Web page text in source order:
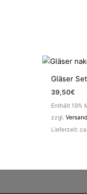
Gläser
39,50€
Enthält 19%
zzgl. Versand
Lieferzeit: